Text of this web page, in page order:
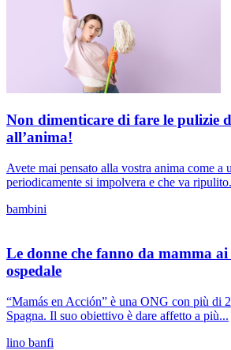
Non dimenticare di fare le pulizie
all’anima!
Avete mai pensato alla vostra anima come a
periodicamente si impolvera e che va
bambini
Le donne che fanno da mamma
ospedale
“Mamás en Acción” è una ONG con più di
Spagna. Il suo obiettivo è dare affetto a più...
lino banfi